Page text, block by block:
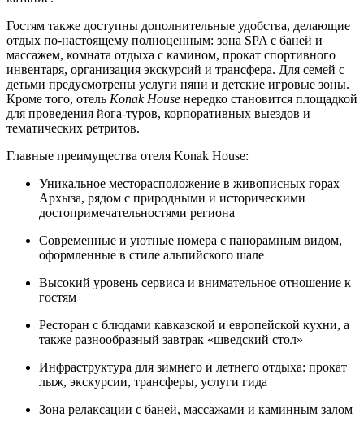
Гостям также доступны дополнительные удобства, делающие
отдых по-настоящему полноценным: зона SPA с баней и
массажем, комната отдыха с камином, прокат спортивного
инвентаря, организация экскурсий и трансфера. Для семей с
детьми предусмотрены услуги няни и детские игровые зоны.
Кроме того, отель Konak House нередко становится площадкой
для проведения йога-туров, корпоративных выездов и
тематических ретритов.
Главные преимущества отеля Konak House:
Уникальное месторасположение в живописных горах
Архыза, рядом с природными и историческими
достопримечательностями региона
Современные и уютные номера с панорамным видом,
оформленные в стиле альпийского шале
Высокий уровень сервиса и внимательное отношение к
гостям
Ресторан с блюдами кавказской и европейской кухни, а
также разнообразный завтрак «шведский стол»
Инфраструктура для зимнего и летнего отдыха: прокат
лыж, экскурсии, трансферы, услуги гида
Зона релаксации с баней, массажами и каминным залом